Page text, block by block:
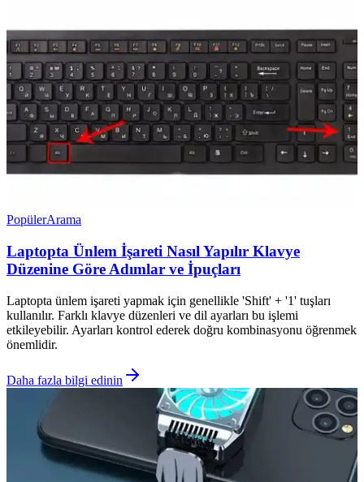
PopülerArama
Laptopta Ünlem İşareti Nasıl Yapılır Klavye
Düzenine Göre Adımlar ve İpuçları
Laptopta ünlem işareti yapmak için genellikle 'Shift' + '1' tuşları
kullanılır. Farklı klavye düzenleri ve dil ayarları bu işlemi
etkileyebilir. Ayarları kontrol ederek doğru kombinasyonu öğrenmek
önemlidir.
Daha fazla bilgi edinin